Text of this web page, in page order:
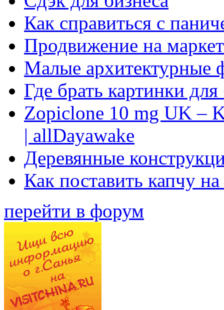
Как справиться с
Продвижение на
Малые архитектурные
Где брать картинки
Zopiclone 10 mg UK –
| allDayawake
Деревянные
Как поставить капчу
перейти в форум